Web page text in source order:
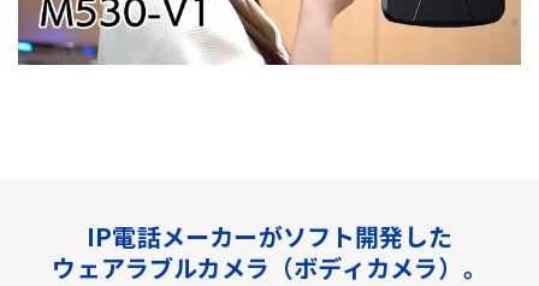
IP電話メーカーがソフト開発した
ウェアラブルカメラ（ボディカメラ）。